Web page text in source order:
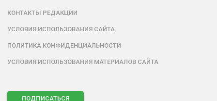
КОНТАКТЫ РЕДАКЦИИ
УСЛОВИЯ ИСПОЛЬЗОВАНИЯ САЙТА
ПОЛИТИКА КОНФИДЕНЦИАЛЬНОСТИ
УСЛОВИЯ ИСПОЛЬЗОВАНИЯ МАТЕРИАЛОВ САЙТА
ПОДПИСАТЬСЯ